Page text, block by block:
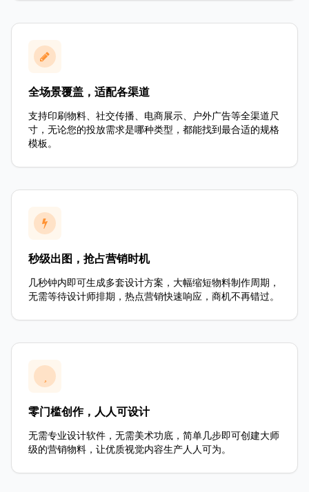
全场景覆盖，适配各渠道
支持印刷物料、社交传播、电商展示、户外广告等全渠道尺
寸，无论您的投放需求是哪种类型，都能找到最合适的规格
模板。
秒级出图，抢占营销时机
几秒钟内即可生成多套设计方案，大幅缩短物料制作周期，
无需等待设计师排期，热点营销快速响应，商机不再错过。
零门槛创作，人人可设计
无需专业设计软件，无需美术功底，简单几步即可创建大师
级的营销物料，让优质视觉内容生产人人可为。